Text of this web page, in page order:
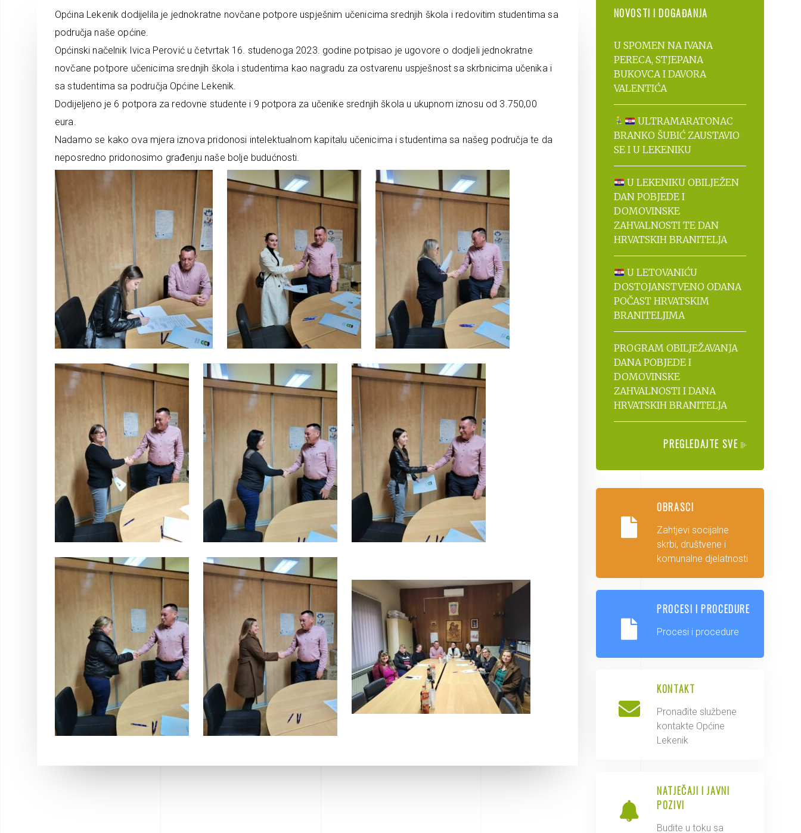
Općina Lekenik dodijelila je jednokratne novčane potpore uspješnim učenicima srednjih škola i redovitim studentima sa
područja naše općine.
Općinski načelnik Ivica Perović u četvrtak 16. studenoga 2023. godine potpisao je ugovore o dodjeli jednokratne
novčane potpore učenicima srednjih škola i studentima kao nagradu za ostvarenu uspješnost sa skrbnicima učenika i
sa studentima sa područja Općine Lekenik.
Dodijeljeno je 6 potpora za redovne studente i 9 potpora za učenike srednjih škola u ukupnom iznosu od 3.750,00
eura.
Nadamo se kako ova mjera iznova pridonosi intelektualnom kapitalu učenicima i studentima sa našeg područja te da
neposredno pridonosimo građenju naše bolje budućnosti.
NOVOSTI I DOGAĐANJA
U SPOMEN NA IVANA
PERECA, STJEPANA
BUKOVCA I DAVORA
VALENTIĆA
ULTRAMARATONAC
BRANKO ŠUBIĆ ZAUSTAVIO
SE I U LEKENIKU
U LEKENIKU OBILJEŽEN
DAN POBJEDE I
DOMOVINSKE
ZAHVALNOSTI TE DAN
HRVATSKIH BRANITELJA
U LETOVANIĆU
DOSTOJANSTVENO ODANA
POČAST HRVATSKIM
BRANITELJIMA
PROGRAM OBILJEŽAVANJA
DANA POBJEDE I
DOMOVINSKE
ZAHVALNOSTI I DANA
HRVATSKIH BRANITELJA
PREGLEDAJTE SVE
OBRASCI
Zahtjevi socijalne
skrbi, društvene i
komunalne djelatnosti
PROCESI I PROCEDURE
Procesi i procedure
KONTAKT
Pronađite službene
kontakte Općine
Lekenik
NATJEČAJI I JAVNI
POZIVI
Budite u toku sa